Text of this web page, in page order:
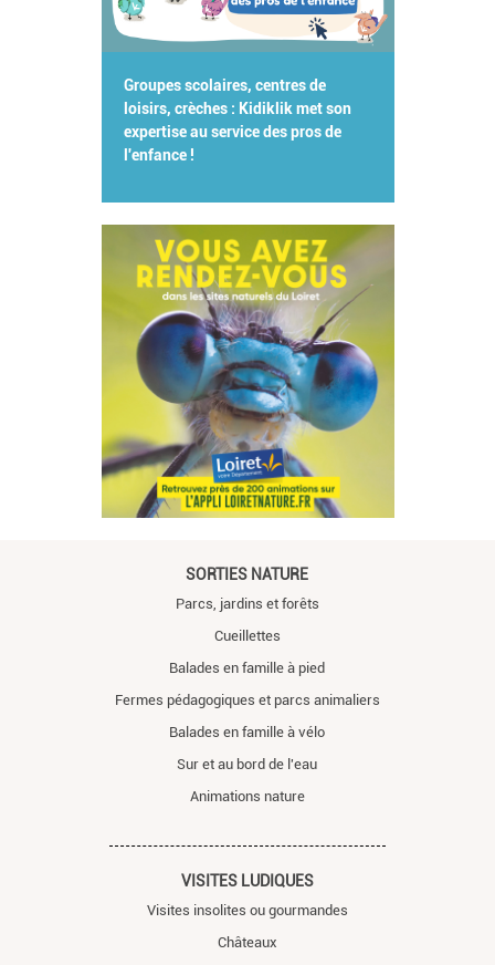
Groupes scolaires, centres de
loisirs, crèches : Kidiklik met son
expertise au service des pros de
l'enfance !
SORTIES NATURE
Parcs, jardins et forêts
Cueillettes
Balades en famille à pied
Fermes pédagogiques et parcs animaliers
Balades en famille à vélo
Sur et au bord de l'eau
Animations nature
VISITES LUDIQUES
Visites insolites ou gourmandes
Châteaux